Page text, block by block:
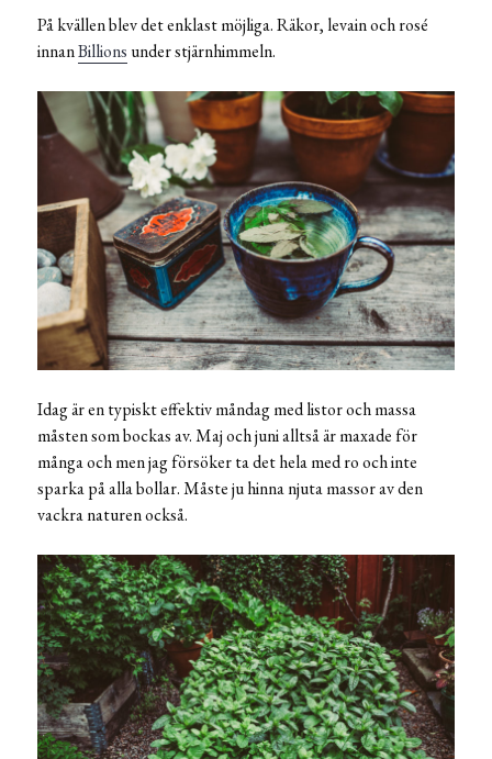
På kvällen blev det enklast möjliga. Räkor, levain och rosé
innanBillions under stjärnhimmeln.
Idag är en typiskt effektiv måndag med listor och massa
måsten som bockas av. Maj och juni alltså är maxade för
många och men jag försöker ta det hela med ro och inte
sparka på alla bollar. Måste ju hinna njuta massor av den
vackra naturen också.